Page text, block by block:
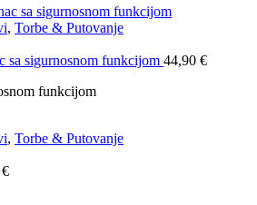
, Torbe & Putovanje
sa sigurnosnom funkcijom 44,90 €
funkcijom
, Torbe & Putovanje
€